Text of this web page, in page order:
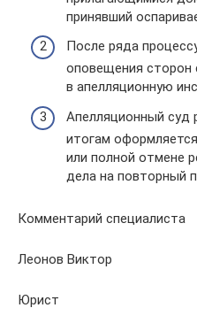
принявший
После ряда
оповещения сторон
в апелляционную
Апелляционный суд
итогам
или полной отмене
дела на повторный
Комментарий специалиста
Леонов Виктор
Юрист